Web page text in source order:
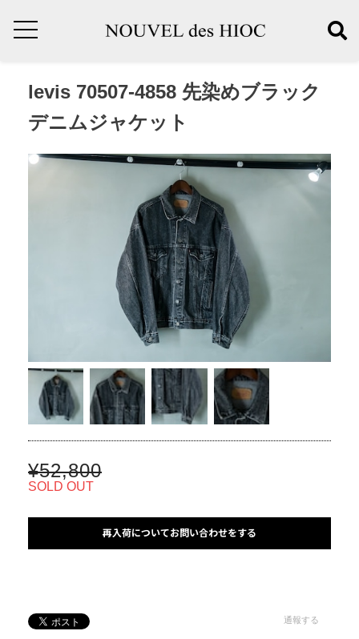
levis 70507-4858 先染めブラック
デニムジャケット
¥52,800
SOLD OUT
再入荷についてお問い合わせをする
通報する